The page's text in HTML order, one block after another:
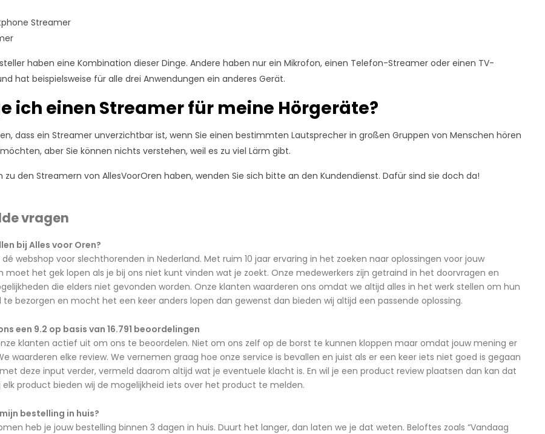
Streamer
haben eine Kombination dieser Dinge. Andere haben nur ein Mikrofon, einen Telefon-Streamer oder einen TV-
hat beispielsweise für alle drei Anwendungen ein anderes Gerät.
ich einen Streamer für meine Hörgeräte?
dass ein Streamer unverzichtbar ist, wenn Sie einen bestimmten Lautsprecher in großen Gruppen von Menschen hören
aber Sie können nichts verstehen, weil es zu viel Lärm gibt.
zu den Streamern von AllesVoorOren haben, wenden Sie sich bitte an den Kundendienst. Dafür sind sie doch da!
vragen
bij Alles voor Oren?
dé webshop voor slechthorenden in Nederland. Met ruim 10 jaar ervaring in het zoeken naar oplossingen voor jouw
moet het gek lopen als je bij ons niet kunt vinden wat je zoekt. Onze medewerkers zijn getraind in het doorvragen en
die elders niet gevonden worden. Onze klanten waarderen ons omdat we altijd alles in het werk stellen om hun
bezorgen en mocht het een keer anders lopen dan gewenst dan bieden wij altijd een passende oplossing.
een 9.2 op basis van 16.791 beoordelingen
klanten actief uit om ons te beoordelen. Niet om ons zelf op de borst te kunnen kloppen maar omdat jouw mening er
waarderen elke review. We vernemen graag hoe onze service is bevallen en juist als er een keer iets niet goed is gegaan
deze input verder, vermeld daarom altijd wat je eventuele klacht is. En wil je een product review plaatsen dan kan dat
elk product bieden wij de mogelijkheid iets over het product te melden.
bestelling in huis?
heb je jouw bestelling binnen 3 dagen in huis. Duurt het langer, dan laten we je dat weten. Beloftes zoals “Vandaag